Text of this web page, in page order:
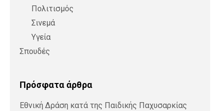
Πολιτισμός
Σινεμά
Υγεία
Σπουδές
Πρόσφατα άρθρα
Εθνική Δράση κατά της Παιδικής Παχυσαρκίας